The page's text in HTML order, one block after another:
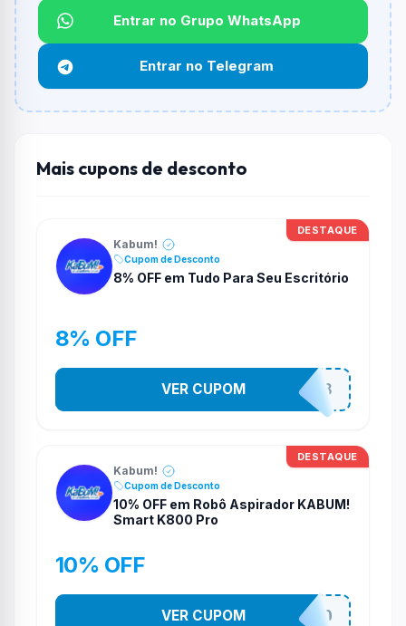
Não informado ou sem limite.
Funciona em qualquer produto?
Não necessariamente. Depende de itens participantes
e alguns vendedores ou produtos especificos podem
não aceitar cupons.
Entrar no Grupo WhatsApp
Entrar no Telegram
Mais cupons de desconto
DESTAQUE
Kabum!
Cupom de Desconto
8% OFF em Tudo Para Seu Escritório
8% OFF
ESTADAOOFFICE8
VER CUPOM
DESTAQUE
Kabum!
Cupom de Desconto
10% OFF em Robô Aspirador KABUM!
Smart K800 Pro
10% OFF
VEMDEROBO
VER CUPOM